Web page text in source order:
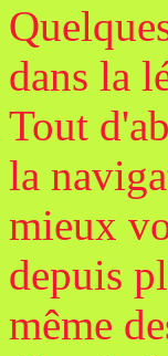
dans la
Tout
la
mieux
depuis
même